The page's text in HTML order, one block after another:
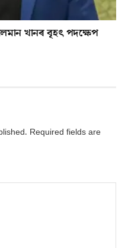
খানৰ বৃহৎ পদক্ষেপ
Required fields are